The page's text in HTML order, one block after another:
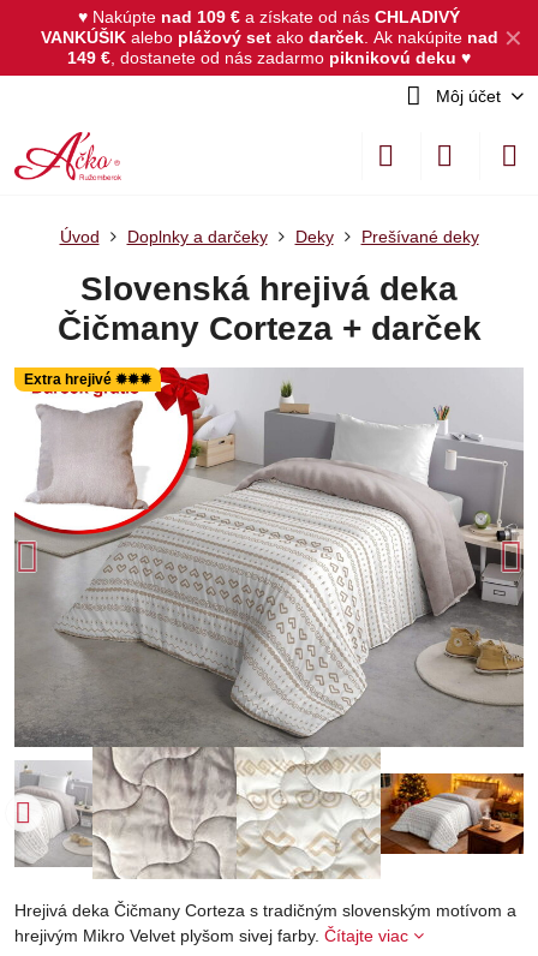
✕
♥ Nakúpte nad 109 € a získate od nás CHLADIVÝ
VANKÚŠIKalebo plážový set akodarček. Ak nakúpite nad
149 € , dostanete od nás zadarmo piknikovú deku ♥
Môj účet
Extra hrejivé ✹✹✹
Úvod Doplnky a darčeky Deky Prešívané deky
Slovenská hrejivá deka
Čičmany Corteza + darček
Hrejivá deka Čičmany Corteza s tradičným slovenským motívom a
hrejivým Mikro Velvet plyšom sivej farby. Čítajte viac